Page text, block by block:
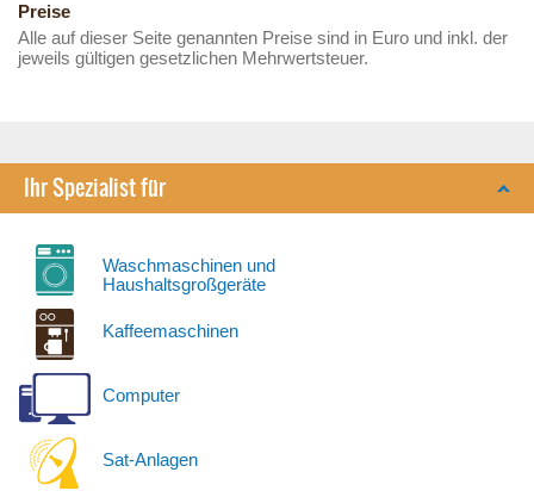
Preise
Alle auf dieser Seite genannten Preise sind in Euro und inkl. der
jeweils gültigen gesetzlichen Mehrwertsteuer.
Ihr Spezialist für
Waschmaschinen und
Haushaltsgroßgeräte
Kaffeemaschinen
Computer
Sat-Anlagen